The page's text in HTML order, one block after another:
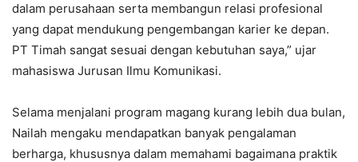
dalam perusahaan serta membangun relasi profesional
yang dapat mendukung pengembangan karier ke depan.
PT Timah sangat sesuai dengan kebutuhan saya,” ujar
mahasiswa Jurusan Ilmu Komunikasi.
Selama menjalani program magang kurang lebih dua bulan,
Nailah mengaku mendapatkan banyak pengalaman
berharga, khususnya dalam memahami bagaimana praktik